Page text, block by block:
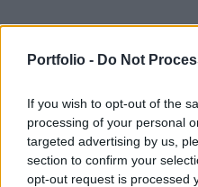
Portfolio - Do Not
If you wish to opt-out of the
processing of your personal
targeted advertising by us,
section to confirm your
opt-out request is processed
ment az árral a
Portfolio
2023. november 28. 22:01